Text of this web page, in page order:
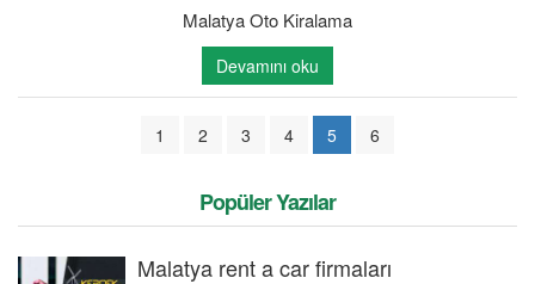
Malatya Oto Kiralama
Devamını oku
1 2 3 4 5 6
Popüler Yazılar
Malatya rent a car firmaları